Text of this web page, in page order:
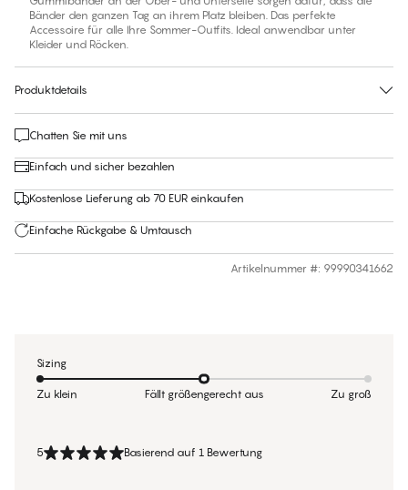
Bänder den ganzen Tag an ihrem Platz bleiben. Das perfekte
Accessoire für alle Ihre Sommer-Outfits. Ideal anwendbar unter
Kleider und Röcken.
Produktdetails
Chatten Sie mit uns
Einfach und sicher bezahlen
Kostenlose Lieferung ab 70 EUR einkaufen
Einfache Rückgabe & Umtausch
Artikelnummer #: 99990341662
5 Basierend auf 1 Bewertung
Sizing
Zu klein Fällt größengerecht aus Zu groß